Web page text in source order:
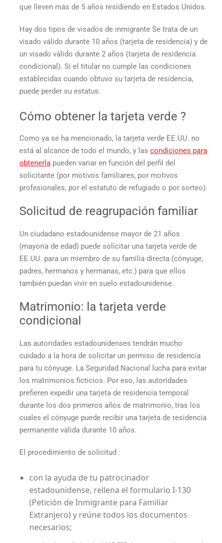
que lleven más de 5 años residiendo en Estados Unidos.
Hay dos tipos de visados de inmigrante Se trata de un
visado válido durante 10 años (tarjeta de residencia) y de
un visado válido durante 2 años (tarjeta de residencia
condicional). Si el titular no cumple las condiciones
establecidas cuando obtuvo su tarjeta de residencia,
puede perder su estatus.
Cómo obtener la tarjeta verde ?
Como ya se ha mencionado, la tarjeta verde EE.UU. no
está al alcance de todo el mundo, y las condiciones para
obtenerla pueden variar en función del perfil del
solicitante (por motivos familiares, por motivos
profesionales, por el estatuto de refugiado o por sorteo).
Solicitud de reagrupación familiar
Un ciudadano estadounidense mayor de 21 años
(mayoría de edad) puede solicitar una tarjeta verde de
EE.UU. para un miembro de su familia directa (cónyuge,
padres, hermanos y hermanas, etc.) para que ellos
también puedan vivir en suelo estadounidense.
Matrimonio: la tarjeta verde
condicional
Las autoridades estadounidenses tendrán mucho
cuidado a la hora de solicitar un permiso de residencia
para tu cónyuge. La Seguridad Nacional lucha para evitar
los matrimonios ficticios. Por eso, las autoridades
prefieren expedir una tarjeta de residencia temporal
durante los dos primeros años de matrimonio, tras los
cuales el cónyuge puede recibir una tarjeta de residencia
permanente válida durante 10 años.
El procedimiento de solicitud :
con la ayuda de tu patrocinador
estadounidense, rellena el formulario I-130
(Petición de Inmigrante para Familiar
Extranjero) y reúne todos los documentos
necesarios;